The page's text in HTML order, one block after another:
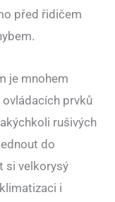
před řidičem
je mnohem
prvků
rušivých
do
si velkorysý
i